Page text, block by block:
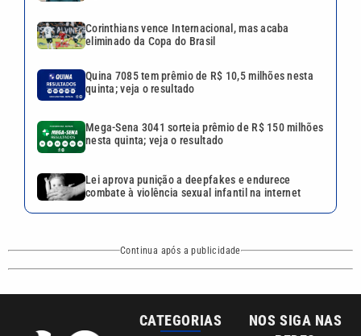
Corinthians vence Internacional, mas acaba
eliminado da Copa do Brasil
Quina 7085 tem prêmio de R$ 10,5 milhões nesta
quinta; veja o resultado
Mega-Sena 3041 sorteia prêmio de R$ 150 milhões
nesta quinta; veja o resultado
Lei aprova punição a deepfakes e endurece
combate à violência sexual infantil na internet
Continua após a publicidade
CATEGORIAS
NOS SIGA NAS